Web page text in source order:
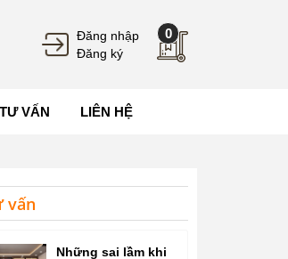
Đăng nhập
Đăng ký
0
VẤN LIÊN HỆ
vấn
Những sai lầm khi